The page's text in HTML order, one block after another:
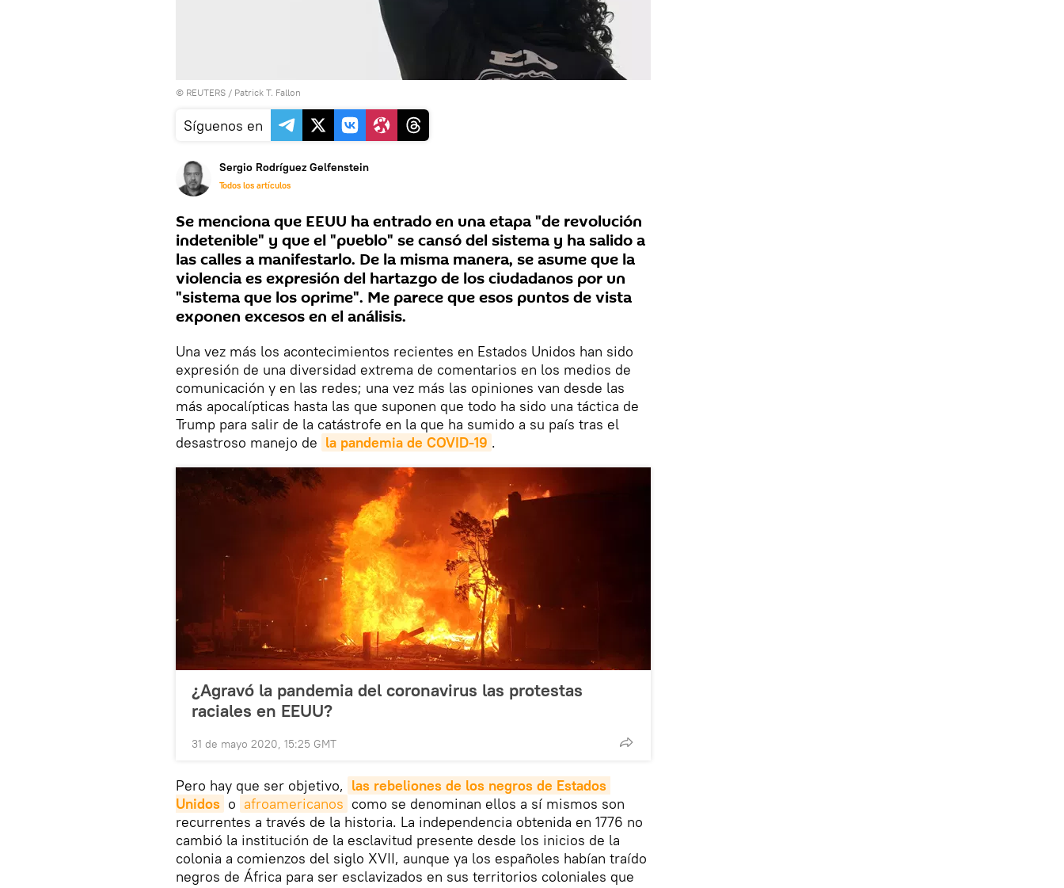
© REUTERS / Patrick T. Fallon
Síguenos en
Sergio Rodríguez Gelfenstein
Todos los artículos
Se menciona que EEUU ha entrado en una etapa "de revolución
indetenible" y que el "pueblo" se cansó del sistema y ha salido a
las calles a manifestarlo. De la misma manera, se asume que la
violencia es expresión del hartazgo de los ciudadanos por un
"sistema que los oprime". Me parece que esos puntos de vista
exponen excesos en el análisis.
Una vez más los acontecimientos recientes en Estados Unidos han sido
expresión de una diversidad extrema de comentarios en los medios de
comunicación y en las redes; una vez más las opiniones van desde las
más apocalípticas hasta las que suponen que todo ha sido una táctica de
Trump para salir de la catástrofe en la que ha sumido a su país tras el
desastroso manejo de la pandemia de COVID-19 .
¿Agravó la pandemia del coronavirus las protestas
raciales en EEUU?
31 de mayo 2020, 15:25 GMT
Pero hay que ser objetivo, las rebeliones de los negros de Estados
Unidos o afroamericanos como se denominan ellos a sí mismos son
recurrentes a través de la historia. La independencia obtenida en 1776 no
cambió la institución de la esclavitud presente desde los inicios de la
colonia a comienzos del siglo XVII, aunque ya los españoles habían traído
negros de África para ser esclavizados en sus territorios coloniales que